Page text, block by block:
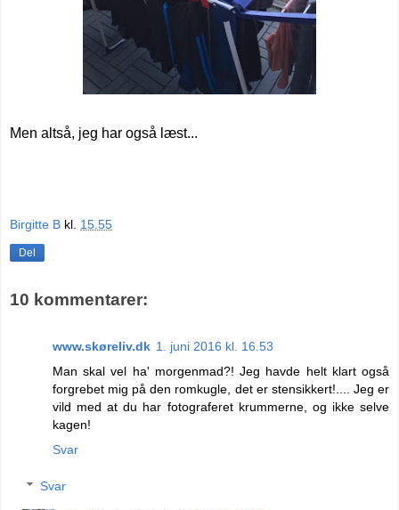
Men altså, jeg har også læst...
Birgitte B kl. 15.55
Del
10 kommentarer:
www.skøreliv.dk 1. juni 2016 kl. 16.53
Man skal vel ha' morgenmad?! Jeg havde helt klart også
forgrebet mig på den romkugle, det er stensikkert!.... Jeg er
vild med at du har fotograferet krummerne, og ikke selve
kagen!
Svar
Svar